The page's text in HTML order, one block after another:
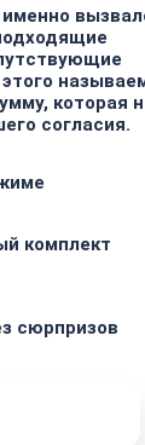
которая
согласия.
комплект
сюрпризов